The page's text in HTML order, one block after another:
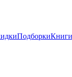
Подборки